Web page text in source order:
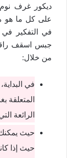
ديكور غرف نوم
على كل ما هو
في التفكير
جبس اسقف
من خلال:
في
المتعلقة
الرائعة
حيث
حيث إذا